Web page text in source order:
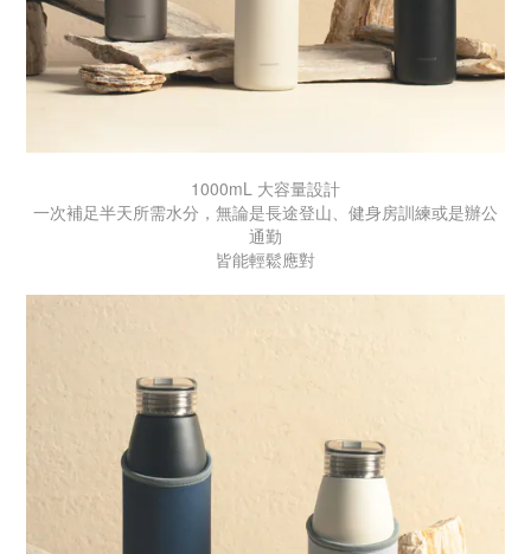
1000mL 大容量設計
一次補足半天所需水分，無論是長途登山、健身房訓練或是辦公
通勤
皆能輕鬆應對